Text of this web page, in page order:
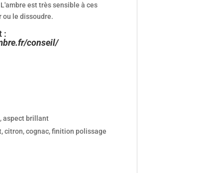
est très sensible à ces
ou le dissoudre.
:
conseil/
aspect brillant
citron, cognac, finition polissage